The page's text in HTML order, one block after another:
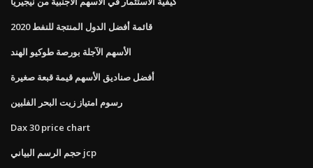
قائمة أفضل الدول المنتجة للنفط 2020
الأسهم الآجلة بورصة طوكيو الهند
أفضل صناديق الأسهم قيمة قبعة صغيرة
رسوم امتياز زيت البحر الفلبين
Dax 30 price chart
حجم الرسم البياني jcp